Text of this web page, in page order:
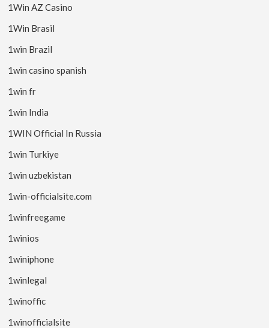
1Win AZ Casino
1Win Brasil
1win Brazil
1win casino spanish
1win fr
1win India
1WIN Official In Russia
1win Turkiye
1win uzbekistan
1win-officialsite.com
1winfreegame
1winios
1winiphone
1winlegal
1winoffic
1winofficialsite